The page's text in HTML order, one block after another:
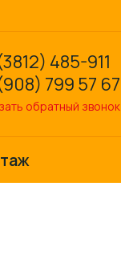
485-911
799 57 67
обратный звонок